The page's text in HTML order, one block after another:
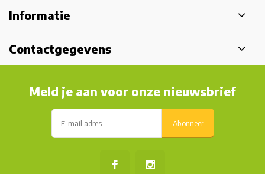
Informatie
Contactgegevens
Meld je aan voor onze nieuwsbrief
Abonneer